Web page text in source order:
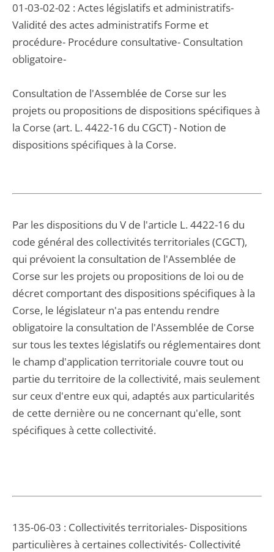
01-03-02-02 : Actes législatifs et administratifs-
Validité des actes administratifs Forme et
procédure- Procédure consultative- Consultation
obligatoire-
Consultation de l'Assemblée de Corse sur les
projets ou propositions de dispositions spécifiques à
la Corse (art. L. 4422-16 du CGCT) - Notion de
dispositions spécifiques à la Corse.
Par les dispositions du V de l'article L. 4422-16 du
code général des collectivités territoriales (CGCT),
qui prévoient la consultation de l'Assemblée de
Corse sur les projets ou propositions de loi ou de
décret comportant des dispositions spécifiques à la
Corse, le législateur n'a pas entendu rendre
obligatoire la consultation de l'Assemblée de Corse
sur tous les textes législatifs ou réglementaires dont
le champ d'application territoriale couvre tout ou
partie du territoire de la collectivité, mais seulement
sur ceux d'entre eux qui, adaptés aux particularités
de cette dernière ou ne concernant qu'elle, sont
spécifiques à cette collectivité.
135-06-03 : Collectivités territoriales- Dispositions
particulières à certaines collectivités- Collectivité